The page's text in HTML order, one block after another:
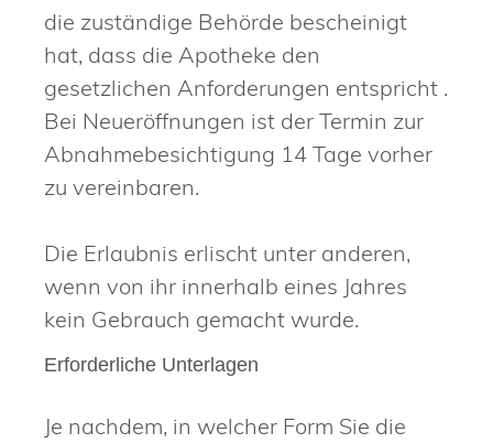
die zuständige Behörde bescheinigt
hat, dass die Apotheke den
gesetzlichen Anforderungen entspricht .
Bei Neueröffnungen ist der Termin zur
Abnahmebesichtigung 14 Tage vorher
zu vereinbaren.
Die Erlaubnis erlischt unter anderen,
wenn von ihr innerhalb eines Jahres
kein Gebrauch gemacht wurde.
Erforderliche Unterlagen
Je nachdem, in welcher Form Sie die